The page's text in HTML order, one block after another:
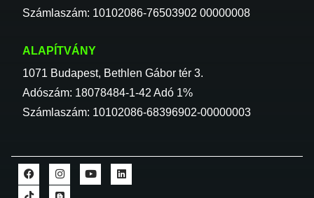
Számlaszám: 10102086-76503902 00000008
ALAPÍTVÁNY
1071 Budapest, Bethlen Gábor tér 3.
Adószám: 18078484-1-42 Adó 1%
Számlaszám: 10102086-68396902-00000003